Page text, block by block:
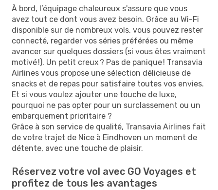
À bord, l’équipage chaleureux s'assure que vous
avez tout ce dont vous avez besoin. Grâce au Wi-Fi
disponible sur de nombreux vols, vous pouvez rester
connecté, regarder vos séries préférées ou même
avancer sur quelques dossiers (si vous êtes vraiment
motivé !). Un petit creux ? Pas de panique ! Transavia
Airlines vous propose une sélection délicieuse de
snacks et de repas pour satisfaire toutes vos envies.
Et si vous voulez ajouter une touche de luxe,
pourquoi ne pas opter pour un surclassement ou un
embarquement prioritaire ?
Grâce à son service de qualité, Transavia Airlines fait
de votre trajet de Nice à Eindhoven un moment de
détente, avec une touche de plaisir.
Réservez votre vol avec GO Voyages et
profitez de tous les avantages